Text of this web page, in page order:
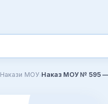
Накази МОУ›